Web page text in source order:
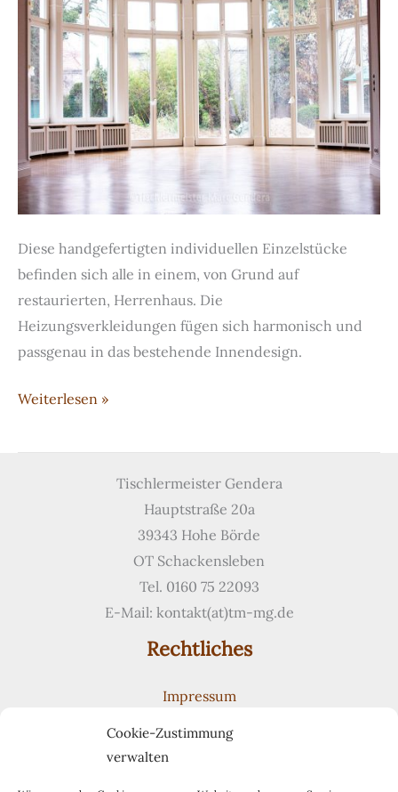
Cookie-Zustimmung
verwalten
Diese handgefertigten individuellen Einzelstücke
befinden sich alle in einem, von Grund auf
restaurierten, Herrenhaus. Die
Heizungsverkleidungen fügen sich harmonisch und
passgenau in das bestehende Innendesign.
Individuell
Heizungsverkleidung
Weiterlesen »
Tischlermeister Gendera
Hauptstraße 20a
39343 Hohe Börde
OT Schackensleben
Tel. 0160 75 22093
E-Mail: kontakt(at)tm-mg.de
Rechtliches
Impressum
Cookie-Richtlinie (EU)
Suchen